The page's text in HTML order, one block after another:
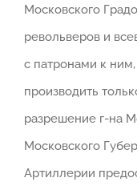
Московского
револьверов и
с патронами к
производить
разрешение г-на
Московского
Артиллерии